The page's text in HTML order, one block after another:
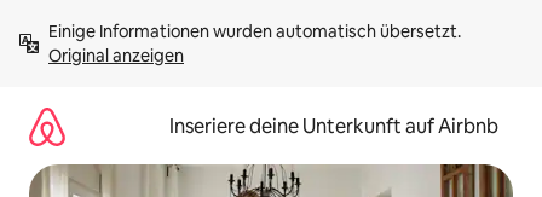
Inhalten
springenOriginal anzeigen
Inseriere deine Unterkunft auf Airbnb